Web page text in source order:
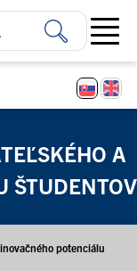
Open
A
ŠTUDENTOV
potenciálu